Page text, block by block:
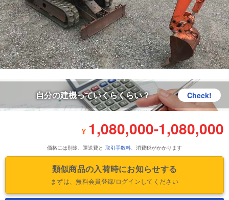
自分の建機っていくらくらい？ Check!
¥ 1,080,000-1,080,000
価格には別途、運送費と 取引手数料、消費税がかかります
類似商品の入荷時にお知らせする
まずは、無料会員登録/ログインしてください